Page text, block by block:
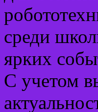
среди
ярких
С учетом